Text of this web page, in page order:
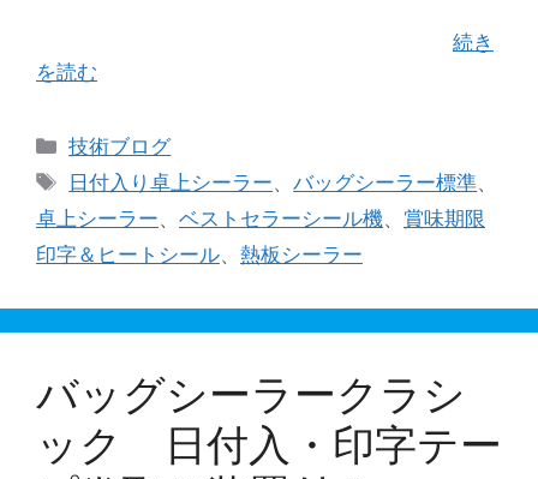
続き
を読む
カ
テ
リ
ー
技術ブログ
タ
グ
日付入り卓上シーラー、バッグシーラー標準、
卓上シーラー、 ベストセラーシール機、 賞味期限
印字＆ヒートシール、 熱板シーラー
バッグシーラークラシ
ック 日付入・印字テー